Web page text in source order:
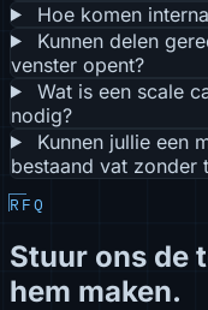
Hoe komen
Kunnen delen
venster opent?
Wat is een scale
nodig?
Kunnen jullie een
bestaand vat zonder
RFQ
Stuur ons de
hem maken.